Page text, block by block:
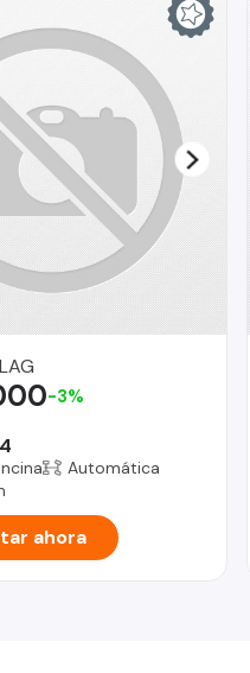
-3%
Automática
ahora